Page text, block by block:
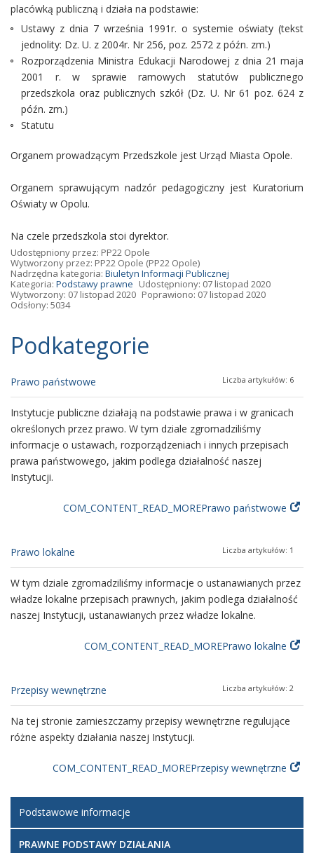
placówką publiczną i działa na podstawie:
Ustawy z dnia 7 września 1991r. o systemie oświaty (tekst
jednolity: Dz. U. z 2004r. Nr 256, poz. 2572 z późn. zm.)
Rozporządzenia Ministra Edukacji Narodowej z dnia 21 maja
2001 r. w sprawie ramowych statutów publicznego
przedszkola oraz publicznych szkół (Dz. U. Nr 61 poz. 624 z
późn. zm.)
Statutu
Organem prowadzącym Przedszkole jest Urząd Miasta Opole.
Organem sprawującym nadzór pedagogiczny jest Kuratorium
Oświaty w Opolu.
Na czele przedszkola stoi dyrektor.
Udostępniony przez: PP22 Opole
Wytworzony przez: PP22 Opole (PP22 Opole)
Nadrzędna kategoria: Biuletyn Informacji Publicznej
Kategoria: Podstawy prawne Udostępniony: 07 listopad 2020
Wytworzony: 07 listopad 2020 Poprawiono: 07 listopad 2020
Odsłony: 5034
Podkategorie
Prawo państwowe Liczba artykułów: 6
Instytucje publiczne działają na podstawie prawa i w granicach
określonych przez prawo. W tym dziale zgromadziliśmy
informacje o ustawach, rozporządzeniach i innych przepisach
prawa państwowego, jakim podlega działalność naszej
Instytucji.
COM_CONTENT_READ_MOREPrawo państwowe
Prawo lokalne Liczba artykułów: 1
W tym dziale zgromadziliśmy informacje o ustanawianych przez
władze lokalne przepisach prawnych, jakim podlega działalność
naszej Instytucji, ustanawianych przez władze lokalne.
COM_CONTENT_READ_MOREPrawo lokalne
Przepisy wewnętrzne Liczba artykułów: 2
Na tej stronie zamieszczamy przepisy wewnętrzne regulujące
różne aspekty działania naszej Instytucji.
COM_CONTENT_READ_MOREPrzepisy wewnętrzne
Podstawowe informacje
PRAWNE PODSTAWY DZIAŁANIA